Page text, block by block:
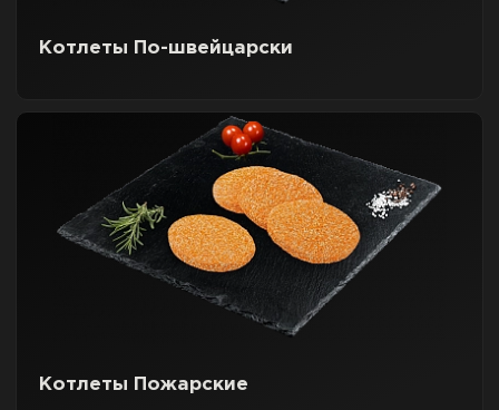
Котлеты По-швейцарски
Котлеты Пожарские